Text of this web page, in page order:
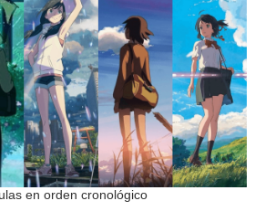
en orden cronológico